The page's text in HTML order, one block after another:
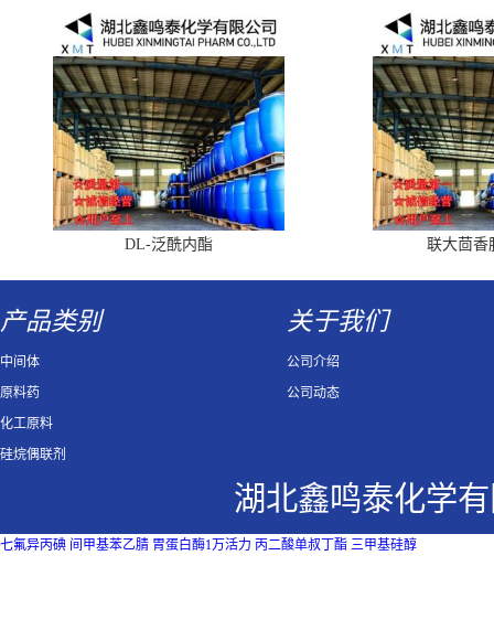
DL-泛酰内酯 联大茴香
产品类别
中间体
原料药
化工原料
硅烷偶联剂
关于我们
公司介绍
公司动态
湖北鑫鸣泰化学
七氟异丙碘 间甲基苯乙腈 胃蛋白酶1万活力 丙二酸单叔丁酯 三甲基硅醇